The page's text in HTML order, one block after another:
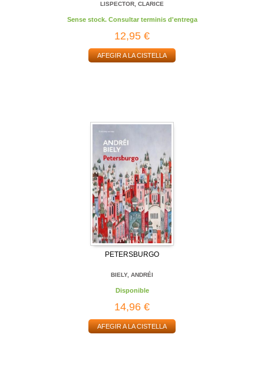
LISPECTOR, CLARICE
Sense stock. Consultar terminis d'entrega
12,95 €
AFEGIR A LA CISTELLA
PETERSBURGO
BIELY, ANDRÉI
Disponible
14,96 €
AFEGIR A LA CISTELLA